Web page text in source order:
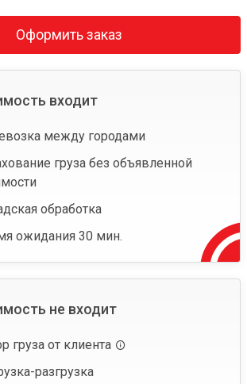
Оформить заказ
входит
между городами
груза без объявленной
обработка
ожидания 30 мин.
не входит
груза от клиента
разгрузка